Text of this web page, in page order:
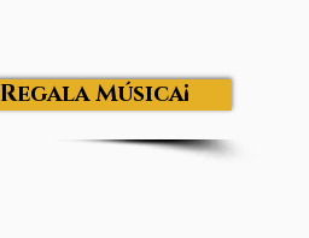
¡Regala Música!